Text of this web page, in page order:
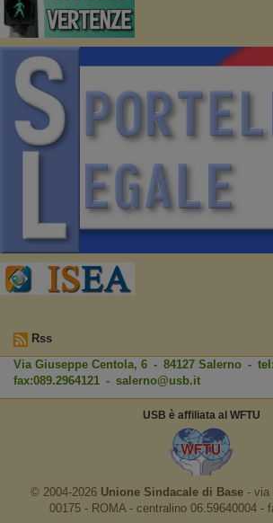
Rss
Via Giuseppe Centola, 6 - 84127 Salerno -
fax:089.2964121 - salerno@usb.it
USB è affiliata al WFTU
© 2004-2026 Unione Sindacale di Base‐ via
00175 - ROMA - centralino 06.59640004 -